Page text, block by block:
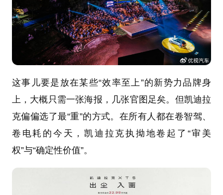
这事儿要是放在某些“效率至上”的新势力品牌身
上，大概只需一张海报，几张官图足矣。但凯迪拉
克偏偏选了最“重”的方式。在所有人都在卷智驾、
卷电耗的今天，凯迪拉克执拗地卷起了“审美
权”与“确定性价值”。